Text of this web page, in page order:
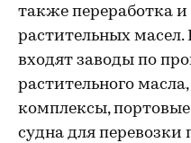
также переработка
растительных
входят заводы по
растительного
комплексы,
судна для перевозки